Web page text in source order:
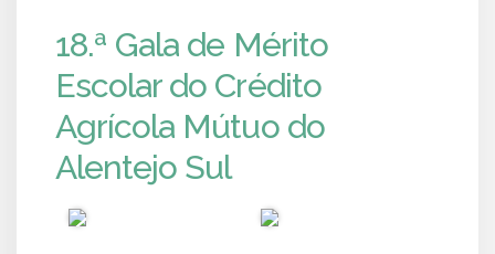
18.ª Gala de Mérito
Escolar do Crédito
Agrícola Mútuo do
Alentejo Sul